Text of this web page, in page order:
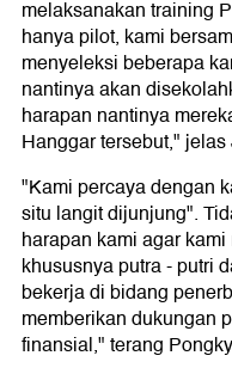
melaksanakan training
hanya pilot, kami
menyeleksi beberapa
nantinya akan
harapan nantinya
Hanggar tersebut," jelas
"Kami percaya dengan
situ langit dijunjung".
harapan kami agar
khususnya putra - putri
bekerja di bidang
memberikan dukungan
finansial," terang